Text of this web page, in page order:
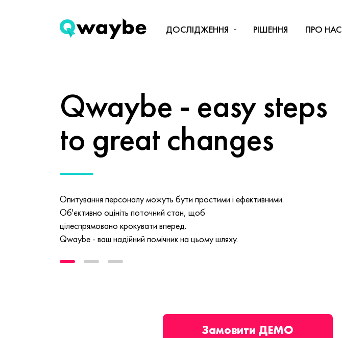
ДОСЛІДЖЕННЯ РІШЕННЯ ПРО НАС
Qwaybe - easy steps
to great changes
Опитування персоналу можуть бути простими і ефективними.
Об'єктивно оцініть поточний стан, щоб
цілеспрямовано крокувати вперед.
Qwaybe - ваш надійний помічник на цьому шляху.
Замовити ДЕМО